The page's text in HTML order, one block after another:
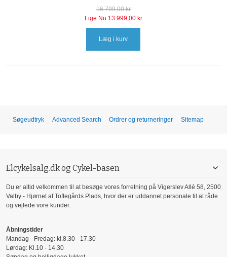
16.799,00 kr
Lige Nu 13.999,00 kr
Læg i kurv
Søgeudtryk Advanced Search Ordrer og returneringer Sitemap
Elcykelsalg.dk og Cykel-basen
Du er altid velkommen til at besøge vores forretning på Vigerslev Allé 58, 2500
Valby - Hjørnet af Toftegårds Plads, hvor der er uddannet personale til at råde
og vejlede vore kunder.
Åbningstider
Mandag - Fredag: kl.8.30 - 17.30
Lørdag: Kl.10 - 14.30